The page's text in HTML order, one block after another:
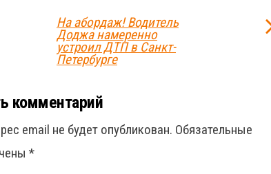
На абордаж! Водитель
Доджа намеренно
устроил ДТП в Санкт-
Петербурге
комментарий
email не будет опубликован. Обязательные
*